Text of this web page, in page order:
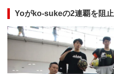
Yoがko-sukeの2連覇を阻止